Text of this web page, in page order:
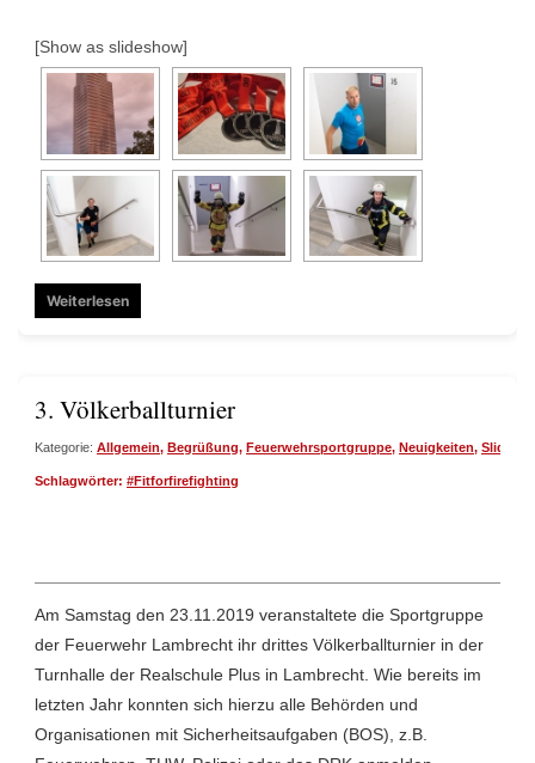
[Show as slideshow]
Weiterlesen
3. Völkerballturnier
Kategorie: Allgemein, Begrüßung, Feuerwehrsportgruppe, Neuigkeiten, Slide
Schlagwörter: #Fitforfirefighting
Am Samstag den 23.11.2019 veranstaltete die Sportgruppe
der Feuerwehr Lambrecht ihr drittes Völkerballturnier in der
Turnhalle der Realschule Plus in Lambrecht. Wie bereits im
letzten Jahr konnten sich hierzu alle Behörden und
Organisationen mit Sicherheitsaufgaben (BOS), z.B.